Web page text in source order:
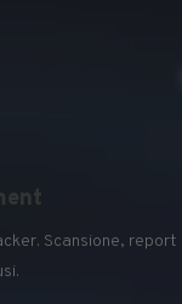
Scansione, report